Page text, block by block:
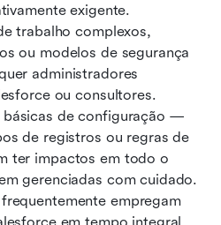
exigente.
trabalho complexos,
ou modelos de segurança
administradores
ou consultores.
básicas de configuração —
de registros ou regras de
ter impactos em todo o
gerenciadas com cuidado.
empregam